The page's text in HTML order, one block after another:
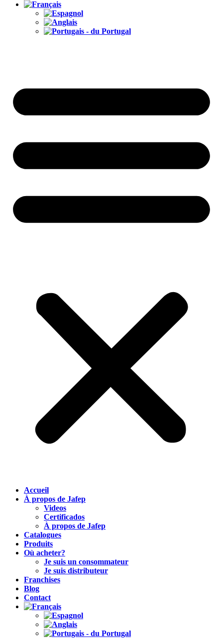
Accueil
À propos de Jafep
Videos
Certificados
À propos de Jafep
Catalogues
Produits
Où acheter?
Je suis un consommateur
Je suis distributeur
Franchises
Blog
Contact